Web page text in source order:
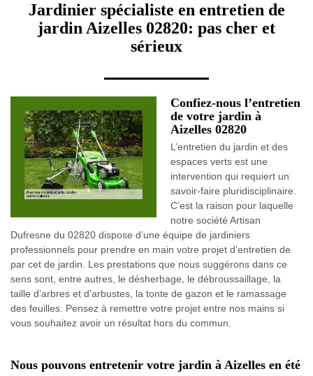
Jardinier spécialiste en entretien de
jardin Aizelles 02820: pas cher et
sérieux
Confiez-nous l’entretien
de votre jardin à
Aizelles 02820
L’entretien du jardin et des
espaces verts est une
intervention qui requiert un
savoir-faire pluridisciplinaire.
C’est la raison pour laquelle
notre société Artisan
Dufresne du 02820 dispose d’une équipe de jardiniers
professionnels pour prendre en main votre projet d’entretien de
par cet de jardin. Les prestations que nous suggérons dans ce
sens sont, entre autres, le désherbage, le débroussaillage, la
taille d’arbres et d’arbustes, la tonte de gazon et le ramassage
des feuilles. Pensez à remettre votre projet entre nos mains si
vous souhaitez avoir un résultat hors du commun.
Nous pouvons entretenir votre jardin à Aizelles en été